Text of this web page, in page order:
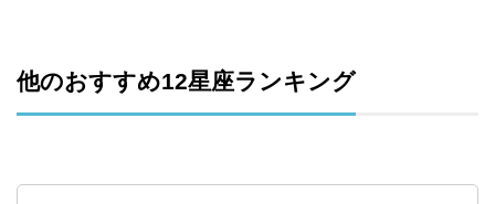
他のおすすめ12星座ランキング